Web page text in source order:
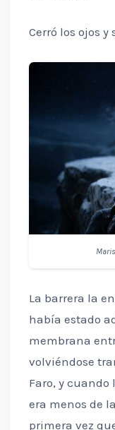
Cerró los ojos y
La barrera la
había estado
membrana
volviéndose
Faro, y
era menos de
primera vez